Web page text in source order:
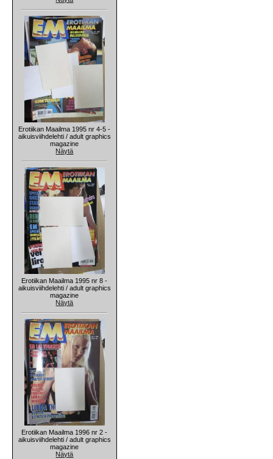
Erotiikan Maailma 1995 nr 4-5 -
aikuisviihdelehti / adult graphics
magazine
Näytä
Erotiikan Maailma 1995 nr 8 -
aikuisviihdelehti / adult graphics
magazine
Näytä
Erotiikan Maailma 1996 nr 2 -
aikuisviihdelehti / adult graphics
magazine
Näytä